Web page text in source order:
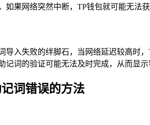
如果网络突然中断，TP钱包就可能无法
导入失败的绊脚石，当网络延迟较高时
记词的验证可能无法及时完成，从而显
词错误的方法